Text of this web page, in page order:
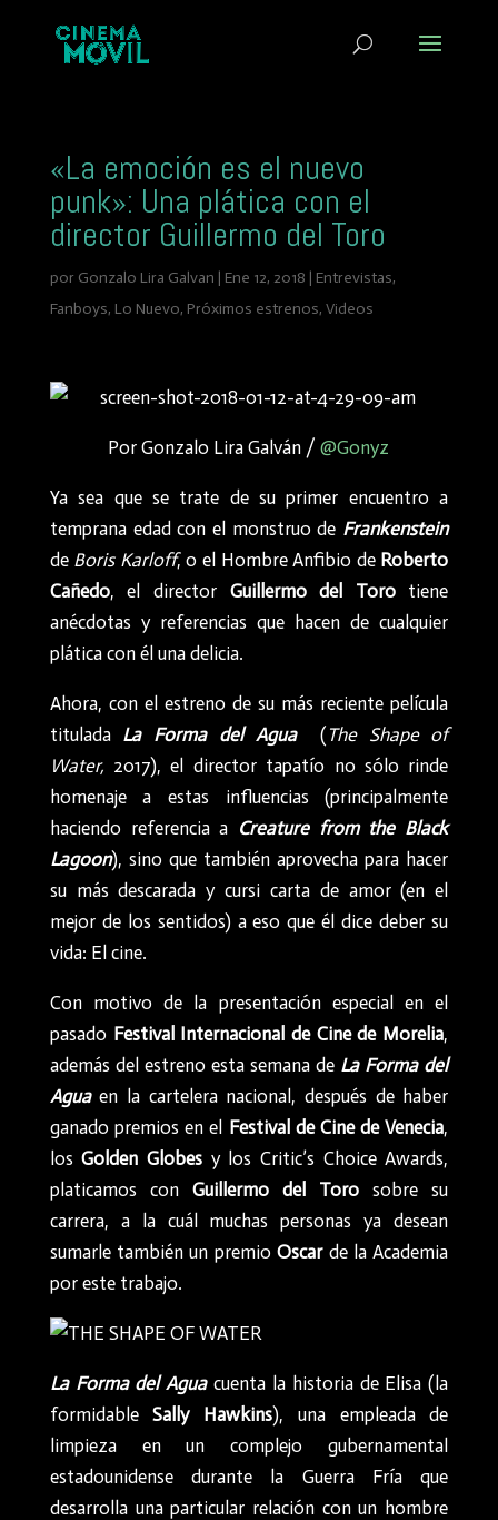
«La emoción es el nuevo
punk»: Una plática con el
director Guillermo del Toro
por Gonzalo Lira Galvan | Ene 12, 2018 | Entrevistas,
Fanboys, Lo Nuevo, Próximos estrenos, Videos
Por Gonzalo Lira Galván /@Gonyz
Ya sea que se trate de su primer encuentro a
temprana edad con el monstruo de Frankenstein
de Boris Karloff, o el Hombre Anfibio de Roberto
Cañedo, el director Guillermo del Torotiene
anécdotas y referencias que hacen de cualquier
plática con él una delicia.
Ahora, con el estreno de su más reciente película
titulada La Forma del Agua ( The Shape of
Water, 2017), el director tapatío no sólo rinde
homenaje a estas influencias (principalmente
haciendo referencia a Creature from the Black
Lagoon), sino que también aprovecha para hacer
su más descarada y cursi carta de amor (en el
mejor de los sentidos) a eso que él dice deber su
vida: El cine.
Con motivo de la presentación especial en el
pasado Festival Internacional de Cine de Morelia,
además del estreno esta semana de La Forma del
Aguaen la cartelera nacional, después de haber
ganado premios en el Festival de Cine de Venecia,
losGolden Globes y los Critic’s Choice Awards,
platicamos con Guillermo del Toro sobre su
carrera, a la cuál muchas personas ya desean
sumarle también un premioOscarde la Academia
por este trabajo.
La Forma del Aguacuenta la historia de Elisa (la
formidableSally Hawkins), una empleada de
limpieza en un complejo gubernamental
estadounidense durante la Guerra Fría que
desarrolla una particular relación con un hombre